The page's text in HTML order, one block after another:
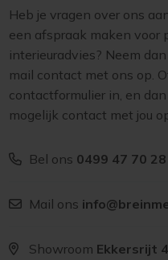
Heb je vragen over ons
een afspraak maken voor
interieuradvies? Neem
mail contact met ons op.
contactformulier in, en
mogelijk contact met jou
Bel ons 0499 47 70 28
Mail ons
Showroom Ekkersrijt